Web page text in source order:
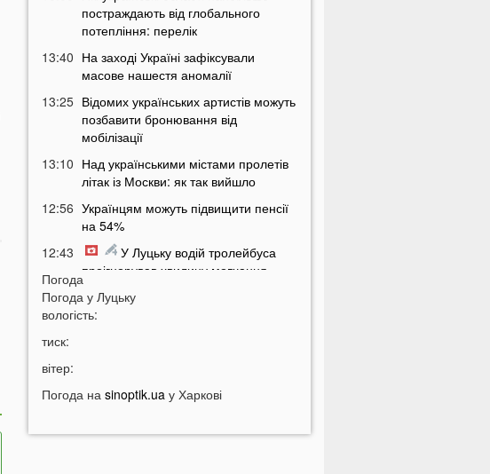
постраждають від глобального
потепління: перелік
13:40 На заході Україні зафіксували
масове нашестя аномалії
13:25 Відомих українських артистів можуть
позбавити бронювання від
мобілізації
13:10 Над українськими містами пролетів
літак із Москви: як так вийшло
12:56 Українцям можуть підвищити пенсії
на 54%
12:43
У Луцьку водій тролейбуса
проігнорував хвилину мовчання
12:26 На Волині від удару блискавки
загорілися дві споруди
12:07
Україні загрожує дефіцит води: які
регіони під загрозою
11:27 Чоловік кинув гранату в кабінет
Погода
Погода у Луцьку
вологість:
тиск:
вітер:
Погода на sinoptik.uaу Харкові